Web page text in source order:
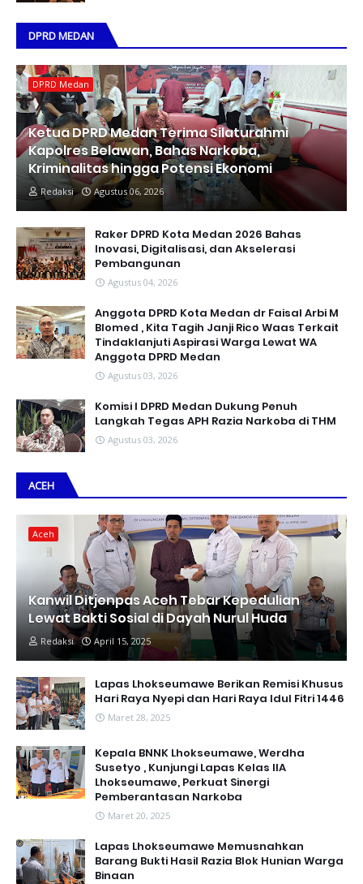
DPRD MEDAN
DPRD Medan
Ketua DPRD Medan Terima Silaturahmi
Kapolres Belawan, Bahas Narkoba,
Kriminalitas hingga Potensi Ekonomi
Redaksi Agustus 06, 2026
Raker DPRD Kota Medan 2026 Bahas
Inovasi, Digitalisasi, dan Akselerasi
Pembangunan
Agustus 04, 2026
Anggota DPRD Kota Medan dr Faisal Arbi M
Blomed , Kita Tagih Janji Rico Waas Terkait
Tindaklanjuti Aspirasi Warga Lewat WA
Anggota DPRD Medan
Agustus 03, 2026
Komisi I DPRD Medan Dukung Penuh
Langkah Tegas APH Razia Narkoba di THM
Agustus 03, 2026
ACEH
Aceh
Kanwil Ditjenpas Aceh Tebar Kepedulian
Lewat Bakti Sosial di Dayah Nurul Huda
Redaksi April 15, 2025
Lapas Lhokseumawe Berikan Remisi Khusus
Hari Raya Nyepi dan Hari Raya Idul Fitri 1446
Maret 28, 2025
Kepala BNNK Lhokseumawe, Werdha
Susetyo , Kunjungi Lapas Kelas IIA
Lhokseumawe, Perkuat Sinergi
Pemberantasan Narkoba
Maret 20, 2025
Lapas Lhokseumawe Memusnahkan
Barang Bukti Hasil Razia Blok Hunian Warga
Binaan